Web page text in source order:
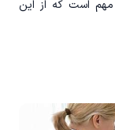
مهم است که از این